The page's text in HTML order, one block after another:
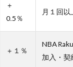
＋
0.5％
月１回以
＋１％
NBA
加入・契